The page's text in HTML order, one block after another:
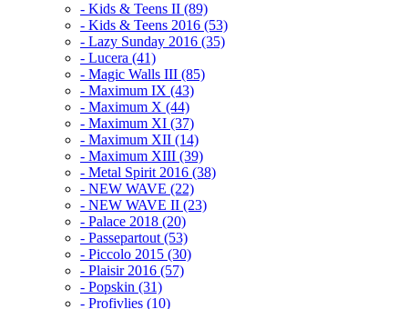
- Kids & Teens II (89)
- Kids & Teens 2016 (53)
- Lazy Sunday 2016 (35)
- Lucera (41)
- Magic Walls III (85)
- Maximum IX (43)
- Maximum X (44)
- Maximum XI (37)
- Maximum XII (14)
- Maximum XIII (39)
- Metal Spirit 2016 (38)
- NEW WAVE (22)
- NEW WAVE II (23)
- Palace 2018 (20)
- Passepartout (53)
- Piccolo 2015 (30)
- Plaisir 2016 (57)
- Popskin (31)
- Profivlies (10)